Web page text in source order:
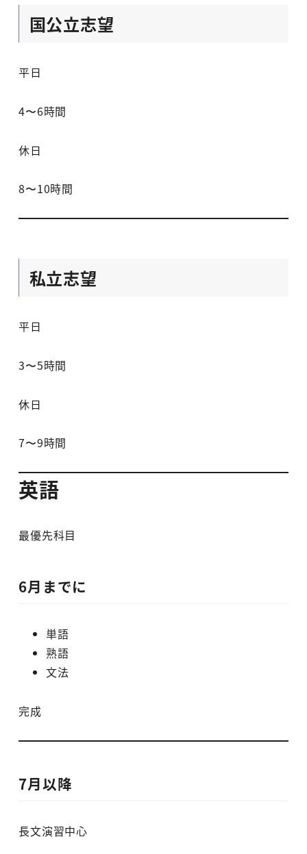
国公立志望
平日
4〜6時間
休日
8〜10時間
私立志望
平日
3〜5時間
休日
7〜9時間
英語
最優先科目
6月までに
単語
熟語
文法
完成
7月以降
長文演習中心